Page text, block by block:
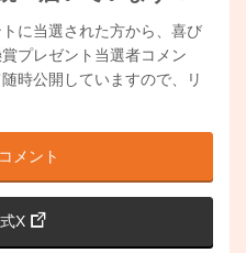
に当選された方から、喜び
プレゼント当選者コメン
時公開していますので、リ
メント
X